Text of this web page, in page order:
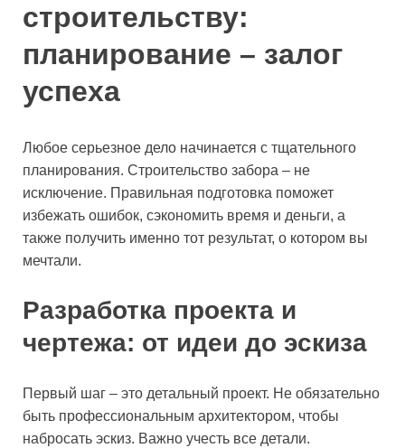
строительству:
планирование – залог
успеха
Любое серьезное дело начинается с тщательного
планирования. Строительство забора – не
исключение. Правильная подготовка поможет
избежать ошибок, сэкономить время и деньги, а
также получить именно тот результат, о котором вы
мечтали.
Разработка проекта и
чертежа: от идеи до эскиза
Первый шаг – это детальный проект. Не обязательно
быть профессиональным архитектором, чтобы
набросать эскиз. Важно учесть все детали.